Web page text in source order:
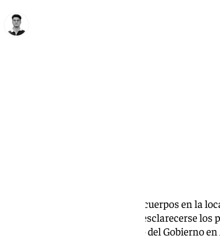
Tras el extraño hallazgo de dos cuerpos en la
pasado domingo, comienzan a esclarecerse
Según ha informado el delegado del Gobierno